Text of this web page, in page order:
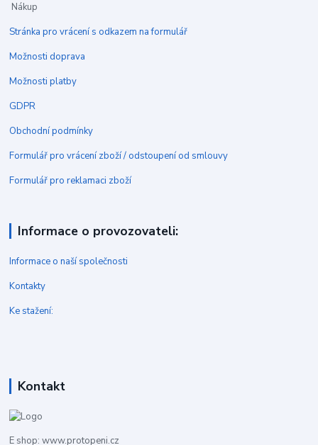
Nákup
Stránka pro vrácení s odkazem na formulář
Možnosti doprava
Možnosti platby
GDPR
Obchodní podmínky
Formulář pro vrácení zboží / odstoupení od smlouvy
Formulář pro reklamaci zboží
Informace o provozovateli:
Informace o naší společnosti
Kontakty
Ke stažení:
Kontakt
E shop: www.protopeni.cz